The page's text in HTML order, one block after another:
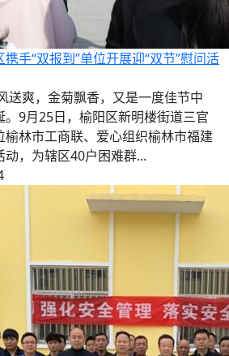
手“双报到”单位开展迎“双节”慰问活
送爽，金菊飘香，又是一度佳节中
9月25日，榆阳区新明楼街道三官
榆林市工商联、爱心组织榆林市福建
，为辖区40户困难群...